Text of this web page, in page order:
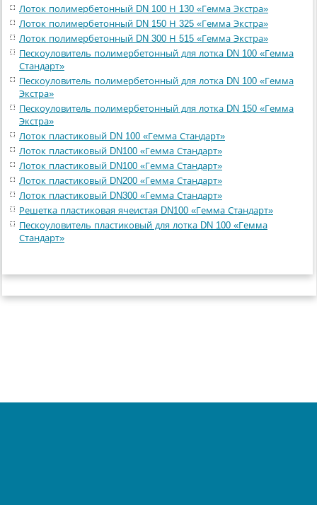
Лоток полимербетонный DN 100 Н 130 «Гемма Экстра»
Лоток полимербетонный DN 150 Н 325 «Гемма Экстра»
Лоток полимербетонный DN 300 Н 515 «Гемма Экстра»
Пескоуловитель полимербетонный для лотка DN 100 «Гемма
Стандарт»
Пескоуловитель полимербетонный для лотка DN 100 «Гемма
Экстра»
Пескоуловитель полимербетонный для лотка DN 150 «Гемма
Экстра»
Лоток пластиковый DN 100 «Гемма Стандарт»
Лоток пластиковый DN100 «Гемма Стандарт»
Лоток пластиковый DN100 «Гемма Стандарт»
Лоток пластиковый DN200 «Гемма Стандарт»
Лоток пластиковый DN300 «Гемма Стандарт»
Решетка пластиковая ячеистая DN100 «Гемма Стандарт»
Пескоуловитель пластиковый для лотка DN 100 «Гемма
Стандарт»